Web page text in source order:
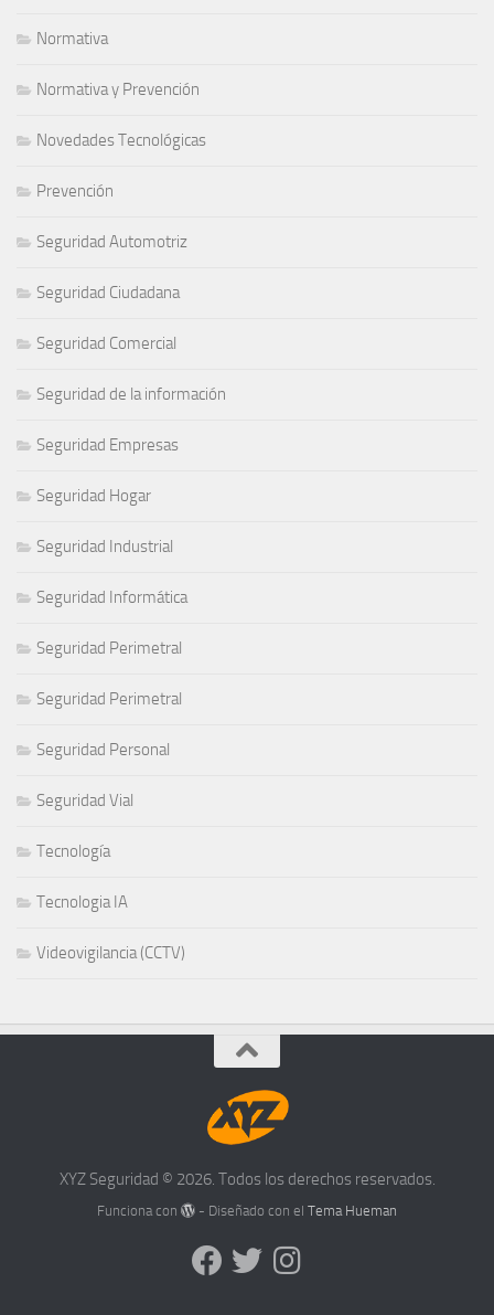
Normativa
Normativa y Prevención
Novedades Tecnológicas
Prevención
Seguridad Automotriz
Seguridad Ciudadana
Seguridad Comercial
Seguridad de la información
Seguridad Empresas
Seguridad Hogar
Seguridad Industrial
Seguridad Informática
Seguridad Perimetral
Seguridad Perimetral
Seguridad Personal
Seguridad Vial
Tecnología
Tecnologia IA
Videovigilancia (CCTV)
XYZ Seguridad © 2026. Todos los derechos reservados.
Funciona con - Diseñado con elTema Hueman